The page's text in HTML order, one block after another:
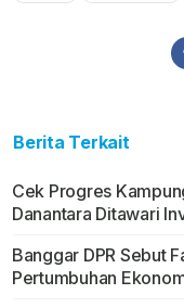
Berita Terkait
Cek Progres
Danantara Ditawari
Banggar DPR Sebut
Pertumbuhan